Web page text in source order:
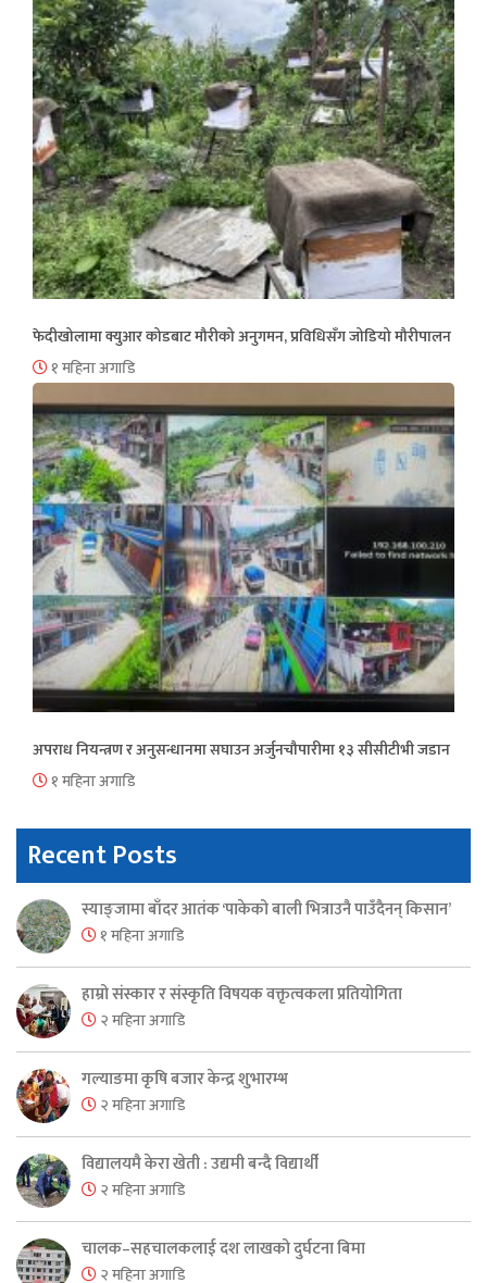
फेदीखोलामा क्युआर कोडबाट मौरीको अनुगमन, प्रविधिसँग जोडियो मौरीपालन
१ महिना अगाडि
अपराध नियन्त्रण र अनुसन्धानमा सघाउन अर्जुनचौपारीमा १३ सीसीटीभी जडान
१ महिना अगाडि
Recent Posts
स्याङ्जामा बाँदर आतंक ‘पाकेको बाली भित्राउनै पाउँदैनन् किसान’
१ महिना अगाडि
हाम्रो संस्कार र संस्कृति विषयक वक्तृत्वकला प्रतियोगिता
२ महिना अगाडि
गल्याङमा कृषि बजार केन्द्र शुभारम्भ
२ महिना अगाडि
विद्यालयमै केरा खेती : उद्यमी बन्दै विद्यार्थी
२ महिना अगाडि
चालक–सहचालकलाई दश लाखको दुर्घटना बिमा
२ महिना अगाडि